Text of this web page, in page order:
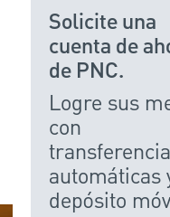
Solicite una
cuenta de
de PNC.
Logre sus
con
automáticas
depósito